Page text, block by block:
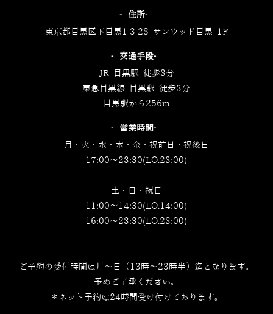
‐住所‐
東京都目黒区下目黒1-3-28 サンウッド目黒 1F
‐交通手段‐
JR 目黒駅 徒歩3分
東急目黒線 目黒駅 徒歩3分
目黒駅から256m
‐営業時間‐
月・火・水・木・金・祝前日・祝後日
17:00～23:30(LO.23:00)
土・日・祝日
11:00～14:30(LO.14:00)
16:00～23:30(LO.23:00)
ご予約の受付時間は月～日（13時～23時半）迄となります。
予めご了承ください。
＊ネット予約は24時間受け付けております。